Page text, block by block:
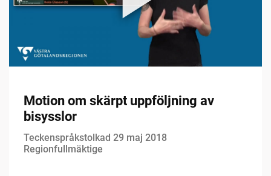
Motion om skärpt uppföljning av
bisysslor
Teckenspråkstolkad 29 maj 2018
Regionfullmäktige